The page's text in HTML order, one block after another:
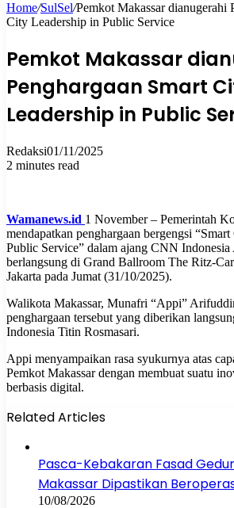
for
Home/SulSel/Pemkot Makassar dianugerahi
City Leadership in Public Service
Pemkot Makassar
Penghargaan Smart
Leadership in Public
Redaksi01/11/2025
2 minutes read
Wamanews.id 1 November – Pemerintah
mendapatkan penghargaan bergengsi
Public Service” dalam ajang CNN
berlangsung di Grand Ballroom The Ritz-
Jakarta pada Jumat (31/10/2025).
Walikota Makassar, Munafri “Appi”
penghargaan tersebut yang diberikan
Indonesia Titin Rosmasari.
Appi menyampaikan rasa syukurnya atas
Pemkot Makassar dengan membuat suatu
berbasis digital.
Related Articles
Pasca-Kebakaran Fasad
Makassar Dipastikan
10/08/2026